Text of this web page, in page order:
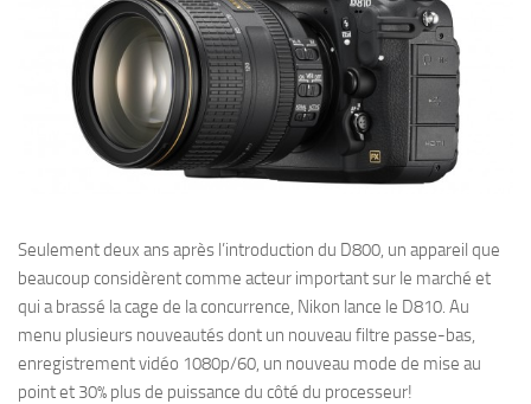
Seulement deux ans après l’introduction du D800, un appareil que
beaucoup considèrent comme acteur important sur le marché et
qui a brassé la cage de la concurrence, Nikon lance le D810. Au
menu plusieurs nouveautés dont un nouveau filtre passe-bas,
enregistrement vidéo 1080p/60, un nouveau mode de mise au
point et 30% plus de puissance du côté du processeur!